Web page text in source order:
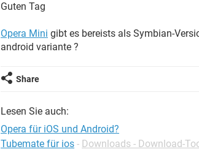
Guten Tag
Opera Mini gibt es bereists als Symbian-
android variante ?
Share
Lesen Sie auch:
Opera für iOS und Android?
Tubemate für ios - Downloads - Download-